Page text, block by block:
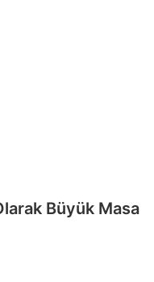
Büyük Masa